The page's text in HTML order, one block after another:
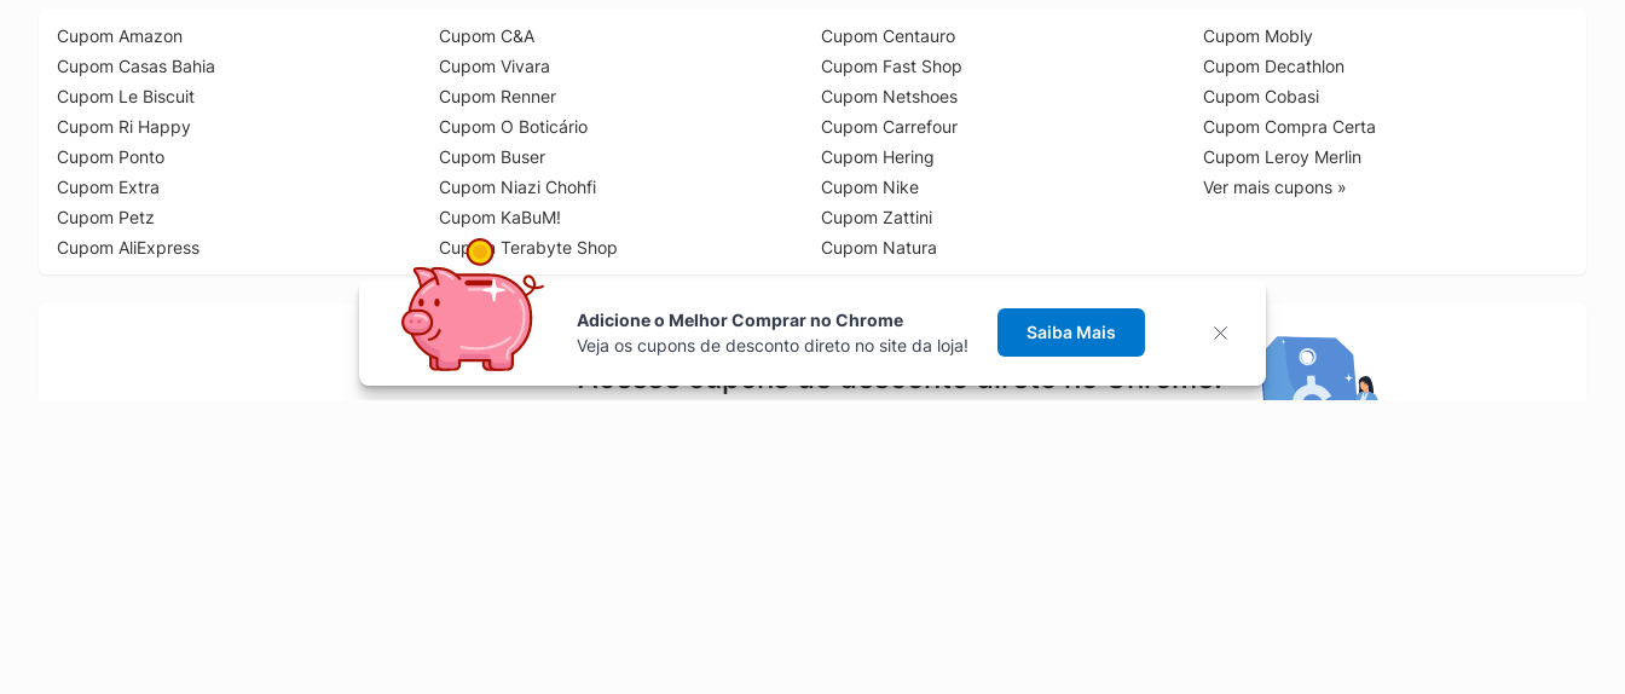
Cupom Amazon
Cupom Casas Bahia
Cupom Le Biscuit
Cupom Ri Happy
Cupom Ponto
Cupom Extra
Cupom Petz
Cupom AliExpress
Cupom C&A
Cupom Vivara
Cupom Renner
Cupom O Boticário
Cupom Buser
Cupom Niazi Chohfi
Cupom KaBuM!
Cupom Terabyte Shop
Cupom Centauro
Cupom Fast Shop
Cupom Netshoes
Cupom Carrefour
Cupom Hering
Cupom Nike
Cupom Zattini
Cupom Natura
Cupom Mobly
Cupom Decathlon
Cupom Cobasi
Cupom Compra Certa
Cupom Leroy Merlin
Ver mais cupons »
Acesse cupons de desconto direto no Chrome!
Adicione o Melhor Comprar no Chrome
Veja os cupons de desconto direto no site da loja!
Saiba Mais